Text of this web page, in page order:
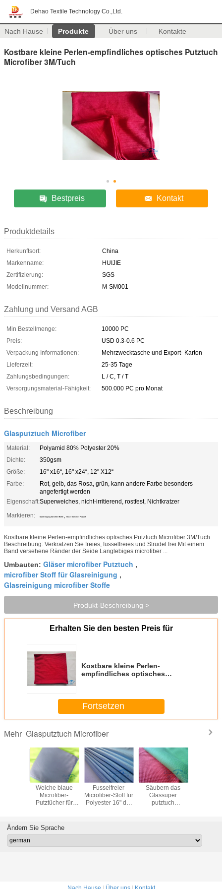
Dehao Textile Technology Co.,Ltd.
Nach Hause Produkte Über uns Kontakte
Kostbare kleine Perlen-empfindliches optisches Putztuch
Microfiber 3M/Tuch
Bestpreis Kontakt
Produktdetails
Herkunftsort:
China
Markenname:
HUIJIE
Zertifizierung:
SGS
Modellnummer:
M-SM001
Zahlung und Versand AGB
Min Bestellmenge:
10000 PC
Preis:
USD 0.3-0.6 PC
Verpackung Informationen:
Mehrzwecktasche und Export- Karton
Lieferzeit:
25-35 Tage
Zahlungsbedingungen:
L / C, T / T
Versorgungsmaterial-Fähigkeit:
500.000 PC pro Monat
Beschreibung
Glasputztuch Microfiber
Material:
Polyamid 80% Polyester 20%
Dichte:
350gsm
Größe:
16" x16“, 16" x24“, 12" X12“
Farbe:
Rot, gelb, das Rosa, grün, kann andere Farbe besonders
angefertigt werden
Eigenschaft:Superweiches, nicht-irritierend, rostfest, Nichtkratzer
Markieren:
Glasreinigung microfiber Stoffe , Gläser microfiber Putztuch
Kostbare kleine Perlen-empfindliches optisches Putztuch Microfiber 3M/Tuch
Beschreibung: Verkratzen Sie freies, fusselfreies und Strudel frei Mit einem
Band versehene Ränder der Seide Langlebiges microfiber ...
Umbauten: Gläser microfiber Putztuch ,
microfiber Stoff für Glasreinigung ,
Glasreinigung microfiber Stoffe
Produkt-Beschreibung >
Erhalten Sie den besten Preis für
Kostbare kleine Perlen-
empfindliches optisches
Fortsetzen
Mehr Glasputztuch Microfiber
Weiche blaue
Microfiber-
Putztücher für
Fusselfreier
Microfiber-Stoff für
Polyester 16" der
Säubern das
Glassuper
putztuch
Ändern Sie Sprache